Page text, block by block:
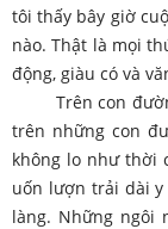
tôi thấy bây giờ
nào. Thật là mọi
động, giàu có và
Trên con
trên những con
không lo như thời
uốn lượn trải dài y
làng. Những ngôi